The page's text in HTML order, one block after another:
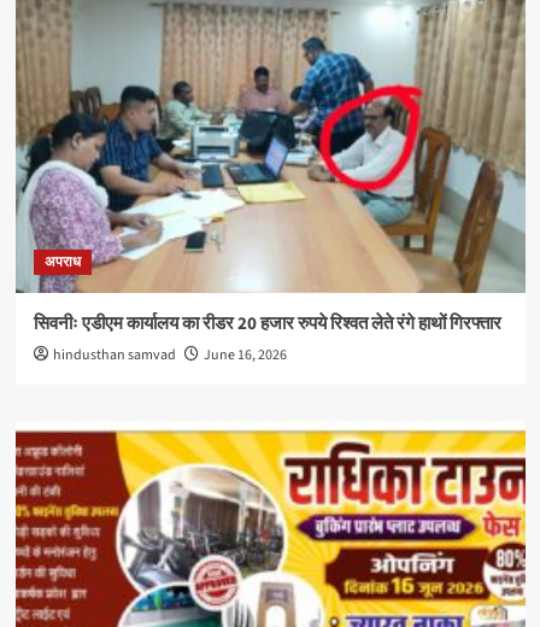
अपराध
सिवनीः एडीएम कार्यालय का रीडर 20 हजार रुपये रिश्वत लेते रंगे हाथों गिरफ्तार
hindusthan samvad June 16, 2026